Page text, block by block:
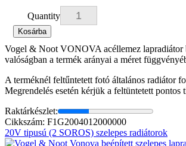
Quantity
Kosárba
Vogel & Noot VONOVA acéllemez lapradiátor
valóságban a termék arányai a méret
A terméknél feltűntetett fotó általános radiátor
Megrendelés esetén kérjük a feltüntetett
Raktárkészlet:
Cikkszám: F1G2004012000000
20V tipusú (2 SOROS) szelepes radiátorok